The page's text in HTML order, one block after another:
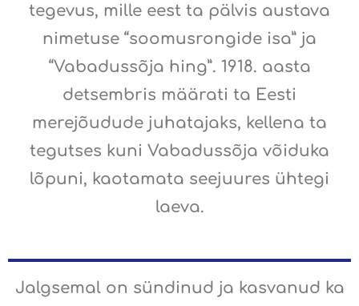
tegevus, mille eest ta pälvis austava
nimetuse “soomusrongide isa” ja
“Vabadussõja hing”. 1918. aasta
detsembris määrati ta Eesti
merejõudude juhatajaks, kellena ta
tegutses kuni Vabadussõja võiduka
lõpuni, kaotamata seejuures ühtegi
laeva.
Jalgsemal on sündinud ja kasvanud ka